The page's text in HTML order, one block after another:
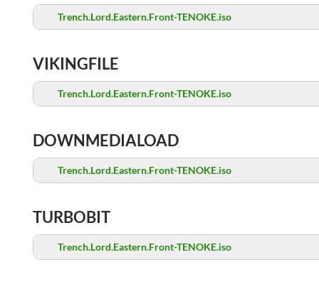
Trench.Lord.Eastern.Front-TENOKE.iso
VIKINGFILE
Trench.Lord.Eastern.Front-TENOKE.iso
DOWNMEDIALOAD
Trench.Lord.Eastern.Front-TENOKE.iso
TURBOBIT
Trench.Lord.Eastern.Front-TENOKE.iso